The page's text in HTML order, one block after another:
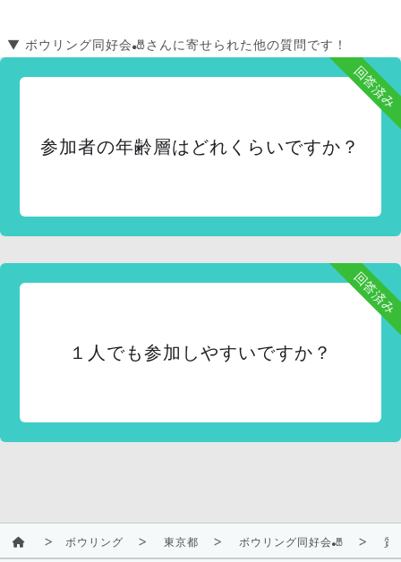
▼ ボウリング同好会🎳さんに寄せられた他の質問です！
回答済み
参加者の年齢層はどれくらいですか？
回答済み
１人でも参加しやすいですか？
ボウリング 東京都 ボウリング同好会🎳 質